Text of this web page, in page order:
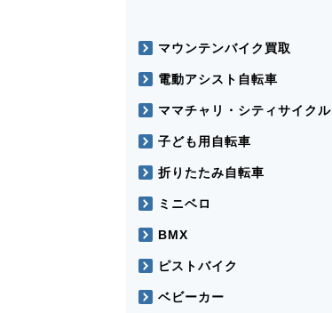
マウンテンバイク買取
電動アシスト自転車
ママチャリ・シティサイクル
子ども用自転車
折りたたみ自転車
ミニベロ
BMX
ピストバイク
ベビーカー